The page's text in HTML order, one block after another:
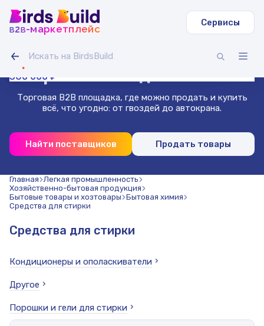
b2b-маркетплейс
Сервисы
Гусеничный экскаватор Volvo EC
11 000 000 ₽
Зерносмесь овес-горох (20 т)
270 000 ₽
Доска сухая строганная 40х140х3000 (1000 шт.)
99 000 ₽
Труба профильная 40х40х2 мм квадратная 3 м (500
шт)
360 000 ₽
Проволока нержавеющая 1.8 мм 50 м
Гибкая битумная черепица, сальса
Маркетплейс
Торговая B2B площадка, где можно продать и купить
всё, что угодно: от гвоздей до автокрана.
Найти поставщиков Продать товары
Главная Легкая промышленность
Хозяйственно-бытовая продукция
Бытовые товары и хозтовары Бытовая химия
Средства для стирки
Средства для стирки
Кондиционеры и ополаскиватели
Другое
Порошки и гели для стирки